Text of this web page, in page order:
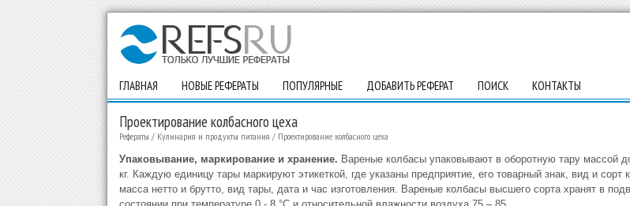
ГЛАВНАЯ НОВЫЕ РЕФЕРАТЫ ПОПУЛЯРНЫЕ ДОБАВИТЬ РЕФЕРАТ ПОИСК КОНТАКТЫ
Проектирование колбасного цеха
Рефераты / Кулинария и продукты питания / Проектирование колбасного цеха
Упаковывание, маркирование и хранение. Вареные колбасы упаковывают в оборотную тару массой
кг. Каждую единицу тары маркируют этикеткой, где указаны предприятие, его товарный знак, вид и сорт
масса нетто и брутто, вид тары, дата и час изготовления. Вареные колбасы высшего сорта хранят в